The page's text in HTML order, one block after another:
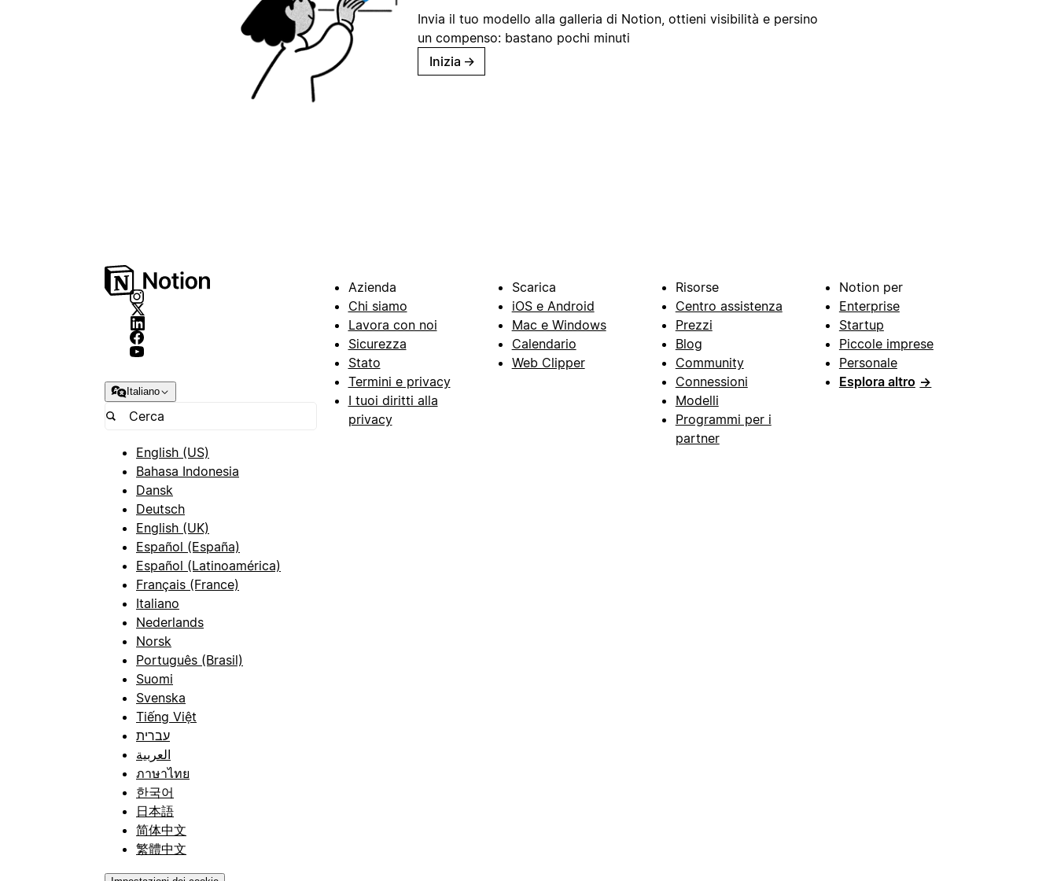
Invia il tuo modello alla galleria di Notion, ottieni visibilità e persino
un compenso: bastano pochi minuti
Inizia →
Italiano
English (US)
Bahasa Indonesia
Dansk
Deutsch
English (UK)
Español (España)
Español (Latinoamérica)
Français (France)
Italiano
Nederlands
Norsk
Português (Brasil)
Suomi
Svenska
Tiếng Việt
עברית
العربية
ภาษาไทย
한국어
日本語
简体中文
繁體中文
Azienda
Chi siamo
Lavora con noi
Sicurezza
Stato
Termini e privacy
I tuoi diritti alla
privacy
Scarica
iOS e Android
Mac e Windows
Calendario
Web Clipper
Risorse
Centro assistenza
Prezzi
Blog
Community
Connessioni
Modelli
Programmi per i
partner
Notion per
Enterprise
Startup
Piccole imprese
Personale
Esplora altro →